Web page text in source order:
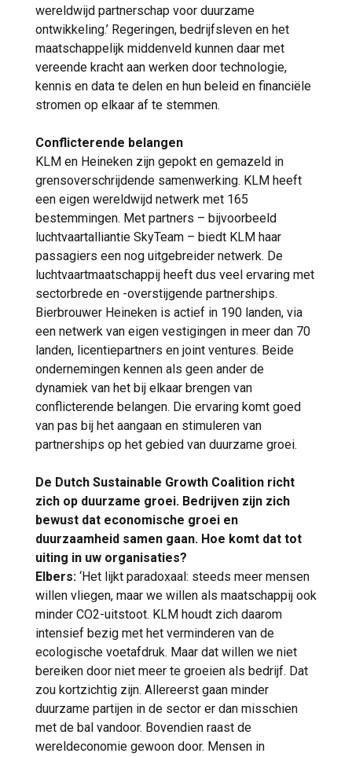
wereldwijd partnerschap voor duurzame
ontwikkeling.’ Regeringen, bedrijfsleven en het
maatschappelijk middenveld kunnen daar met
vereende kracht aan werken door technologie,
kennis en data te delen en hun beleid en financiële
stromen op elkaar af te stemmen.
Conflicterende belangen
KLM en Heineken zijn gepokt en gemazeld in
grensoverschrijdende samenwerking. KLM heeft
een eigen wereldwijd netwerk met 165
bestemmingen. Met partners – bijvoorbeeld
luchtvaartalliantie SkyTeam – biedt KLM haar
passagiers een nog uitgebreider netwerk. De
luchtvaartmaatschappij heeft dus veel ervaring met
sectorbrede en -overstijgende partnerships.
Bierbrouwer Heineken is actief in 190 landen, via
een netwerk van eigen vestigingen in meer dan 70
landen, licentiepartners en joint ventures. Beide
ondernemingen kennen als geen ander de
dynamiek van het bij elkaar brengen van
conflicterende belangen. Die ervaring komt goed
van pas bij het aangaan en stimuleren van
partnerships op het gebied van duurzame groei.
De Dutch Sustainable Growth Coalition richt
zich op duurzame groei. Bedrijven zijn zich
bewust dat economische groei en
duurzaamheid samen gaan. Hoe komt dat tot
uiting in uw organisaties?
Elbers: ‘Het lijkt paradoxaal: steeds meer mensen
willen vliegen, maar we willen als maatschappij ook
minder CO2-uitstoot. KLM houdt zich daarom
intensief bezig met het verminderen van de
ecologische voetafdruk. Maar dat willen we niet
bereiken door niet meer te groeien als bedrijf. Dat
zou kortzichtig zijn. Allereerst gaan minder
duurzame partijen in de sector er dan misschien
met de bal vandoor. Bovendien raast de
wereldeconomie gewoon door. Mensen in